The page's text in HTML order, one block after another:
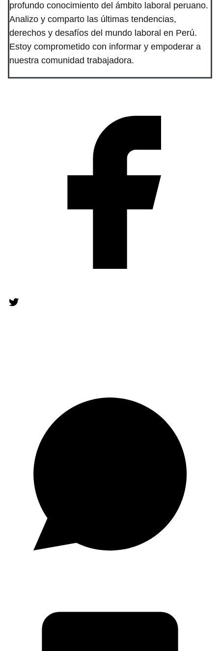
profundo conocimiento del ámbito laboral peruano.
Analizo y comparto las últimas tendencias,
derechos y desafíos del mundo laboral en Perú.
Estoy comprometido con informar y empoderar a
nuestra comunidad trabajadora.